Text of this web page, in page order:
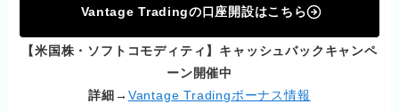
Vantage Tradingの口座開設はこちら
【米国株・ソフトコモディティ】キャッシュバックキャンペ
ーン開催中
詳細→ Vantage Tradingボーナス情報